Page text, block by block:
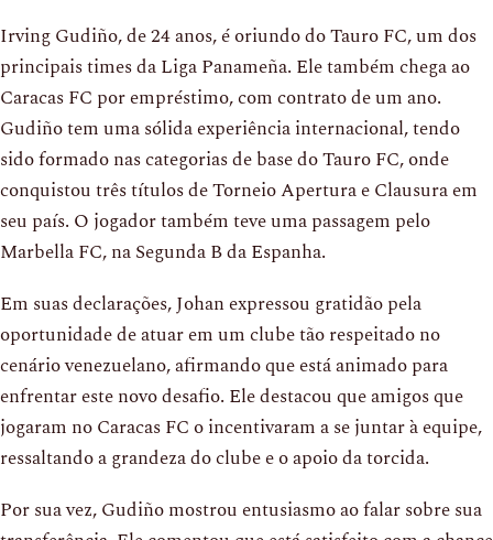
Irving Gudiño, de 24 anos, é oriundo do Tauro FC, um dos
principais times da Liga Panameña. Ele também chega ao
Caracas FC por empréstimo, com contrato de um ano.
Gudiño tem uma sólida experiência internacional, tendo
sido formado nas categorias de base do Tauro FC, onde
conquistou três títulos de Torneio Apertura e Clausura em
seu país. O jogador também teve uma passagem pelo
Marbella FC, na Segunda B da Espanha.
Em suas declarações, Johan expressou gratidão pela
oportunidade de atuar em um clube tão respeitado no
cenário venezuelano, afirmando que está animado para
enfrentar este novo desafio. Ele destacou que amigos que
jogaram no Caracas FC o incentivaram a se juntar à equipe,
ressaltando a grandeza do clube e o apoio da torcida.
Por sua vez, Gudiño mostrou entusiasmo ao falar sobre sua